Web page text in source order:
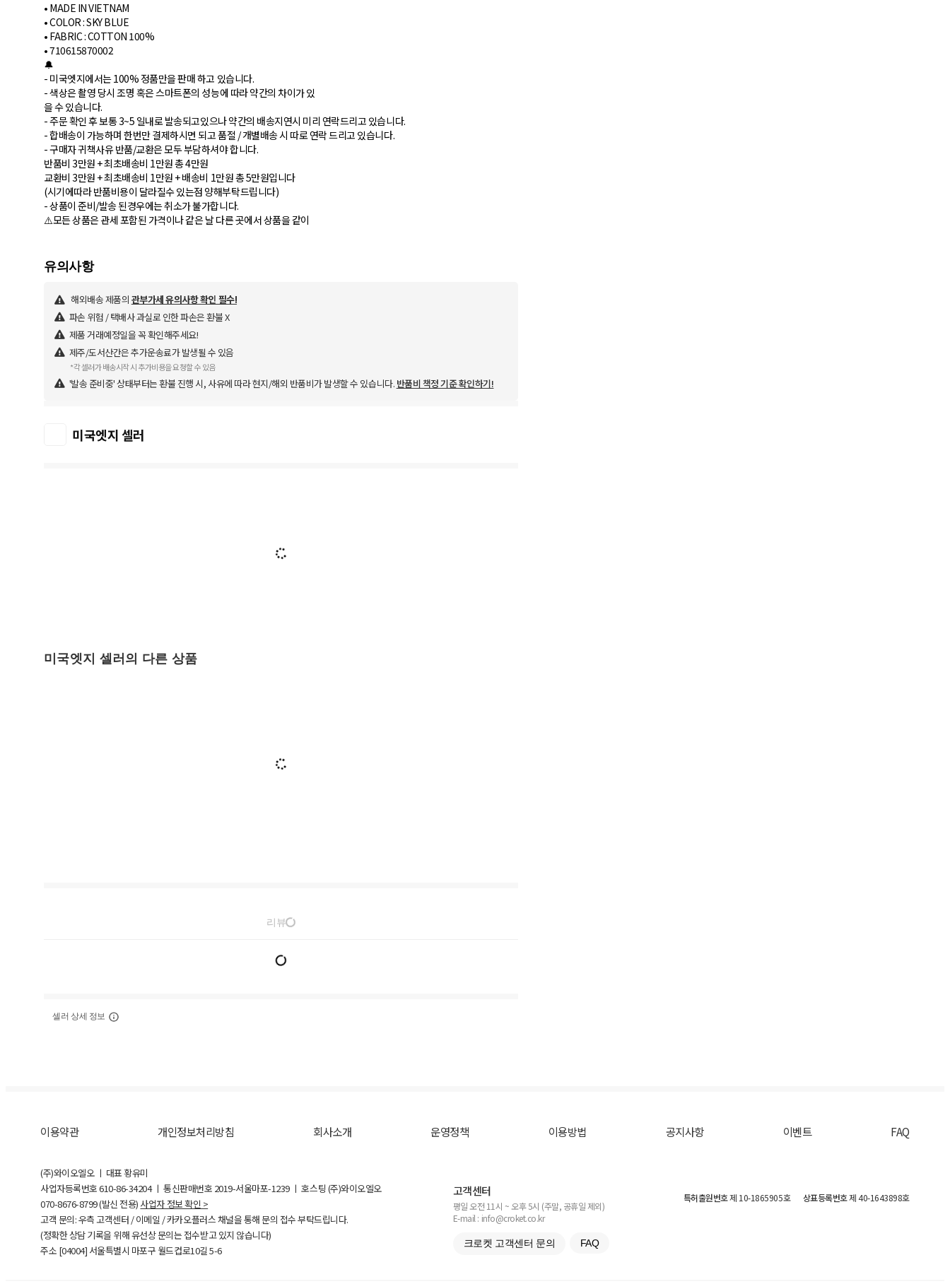
• MADE IN VIETNAM
• COLOR : SKY BLUE
• FABRIC : COTTON 100%
• 710615870002
🔔
- 미국엣지에서는 100% 정품만을 판매 하고 있습니다.
- 색상은 촬영 당시 조명 혹은 스마트폰의 성능에 따라 약간의 차이가 있
을 수 있습니다.
- 주문 확인 후 보통 3~5 일내로 발송되고있으나 약간의 배송지연시 미리 연락드리고 있습니다.
- 합배송이 가능하며 한번만 결제하시면 되고 품절 / 개별배송 시 따로 연락 드리고 있습니다.
- 구매자 귀책사유 반품/교환은 모두 부담하셔야 합니다.
반품비 3만원 + 최초배송비 1만원 총 4만원
교환비 3만원 + 최초배송비 1만원 + 배송비 1만원 총 5만원입니다
(시기에따라 반품비용이 달라질수 있는점 양해부탁드립니다)
- 상품이 준비/발송 된경우에는 취소가 불가합니다.
⚠️모든 상품은 관세 포함된 가격이나 같은 날 다른 곳에서 상품을 같이
유의사항
해외배송 제품의 관부가세 유의사항 확인 필수!
파손 위험 / 택배사 과실로 인한 파손은 환불 X
제품 거래예정일을 꼭 확인해주세요!
제주/도서산간은 추가운송료가 발생될 수 있음
*각 셀러가 배송시작 시 추가비용을 요청할 수 있음
'발송 준비중' 상태부터는 환불 진행 시, 사유에 따라 현지/해외 반품비가 발생할 수 있습니다. 반품비 책정 기준 확인하기!
미국엣지 셀러
미국엣지 셀러의 다른 상품
리뷰
셀러 상세 정보
이용약관 개인정보처리방침 회사소개 운영정책 이용방법 공지사항 이벤트 FAQ
(주)와이오엘오 ㅣ 대표 황유미
사업자등록번호610-86-34204ㅣ 통신판매번호 2019-서울마포-1239 ㅣ 호스팅 (주)와이오엘오
070-8676-8799 (발신 전용) 사업자 정보 확인 >
고객 문의: 우측 고객센터 / 이메일 / 카카오플러스 채널을 통해 문의 접수 부탁드립니다.
(정확한 상담 기록을 위해 유선상 문의는 접수받고 있지 않습니다)
주소 [04004] 서울특별시 마포구 월드컵로10길5-6
고객센터
평일 오전 11시 ~ 오후 5시 (주말, 공휴일 제외)
E-mail : info@croket.co.kr
크로켓 고객센터 문의 FAQ
특허출원번호제 10-1865905호 상표등록번호제 40-1643898호